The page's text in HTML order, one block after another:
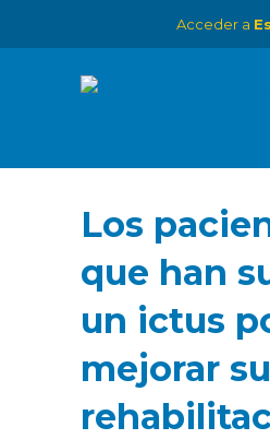
Acceder a
Los
que han
un ictus
mejorar su